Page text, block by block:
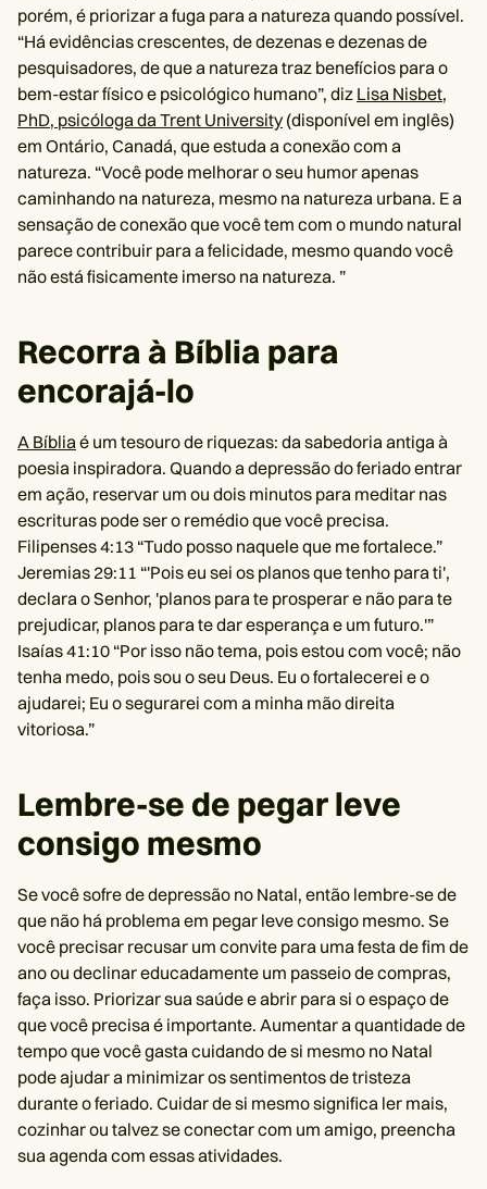
porém, é priorizar a fuga para a natureza quando possível.
“Há evidências crescentes, de dezenas e dezenas de
pesquisadores, de que a natureza traz benefícios para o
bem-estar físico e psicológico humano”, diz Lisa Nisbet,
PhD, psicóloga da Trent University(disponível em inglês)
em Ontário, Canadá, que estuda a conexão com a
natureza. “Você pode melhorar o seu humor apenas
caminhando na natureza, mesmo na natureza urbana. E a
sensação de conexão que você tem com o mundo natural
parece contribuir para a felicidade, mesmo quando você
não está fisicamente imerso na natureza. ”
Recorra à Bíblia para
encorajá-lo
A Bíblia é um tesouro de riquezas: da sabedoria antiga à
poesia inspiradora. Quando a depressão do feriado entrar
em ação, reservar um ou dois minutos para meditar nas
escrituras pode ser o remédio que você precisa.
Filipenses 4:13 “Tudo posso naquele que me fortalece.”
Jeremias 29:11 “'Pois eu sei os planos que tenho para ti',
declara o Senhor, 'planos para te prosperar e não para te
prejudicar, planos para te dar esperança e um futuro.'”
Isaías 41:10 “Por isso não tema, pois estou com você; não
tenha medo, pois sou o seu Deus. Eu o fortalecerei e o
ajudarei; Eu o segurarei com a minha mão direita
vitoriosa.”
Lembre-se de pegar leve
consigo mesmo
Se você sofre de depressão no Natal, então lembre-se de
que não há problema em pegar leve consigo mesmo. Se
você precisar recusar um convite para uma festa de fim de
ano ou declinar educadamente um passeio de compras,
faça isso. Priorizar sua saúde e abrir para si o espaço de
que você precisa é importante. Aumentar a quantidade de
tempo que você gasta cuidando de si mesmo no Natal
pode ajudar a minimizar os sentimentos de tristeza
durante o feriado. Cuidar de si mesmo significa ler mais,
cozinhar ou talvez se conectar com um amigo, preencha
sua agenda com essas atividades.